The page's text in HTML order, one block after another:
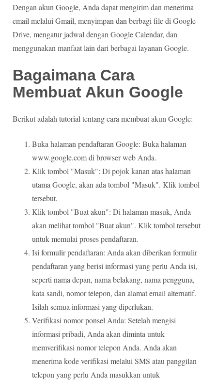
Dengan akun Google, Anda dapat mengirim dan menerima
email melalui Gmail, menyimpan dan berbagi file di Google
Drive, mengatur jadwal dengan Google Calendar, dan
menggunakan manfaat lain dari berbagai layanan Google.
Bagaimana Cara
Membuat Akun Google
Berikut adalah tutorial tentang cara membuat akun Google:
Buka halaman pendaftaran Google: Buka halaman
www.google.com di browser web Anda.
Klik tombol "Masuk": Di pojok kanan atas halaman
utama Google, akan ada tombol "Masuk". Klik tombol
tersebut.
Klik tombol "Buat akun": Di halaman masuk, Anda
akan melihat tombol "Buat akun". Klik tombol tersebut
untuk memulai proses pendaftaran.
Isi formulir pendaftaran: Anda akan diberikan formulir
pendaftaran yang berisi informasi yang perlu Anda isi,
seperti nama depan, nama belakang, nama pengguna,
kata sandi, nomor telepon, dan alamat email alternatif.
Isilah semua informasi yang diperlukan.
Verifikasi nomor ponsel Anda: Setelah mengisi
informasi pribadi, Anda akan diminta untuk
memverifikasi nomor telepon Anda. Anda akan
menerima kode verifikasi melalui SMS atau panggilan
telepon yang perlu Anda masukkan untuk